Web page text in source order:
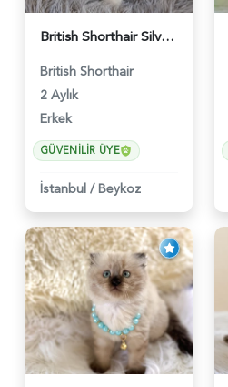
British Shorthair Silver Point Erkek 2 Aylık - 6122
British Shorthair
2 Aylık
Erkek
GÜVENILIR ÜYE
İstanbul / Beykoz